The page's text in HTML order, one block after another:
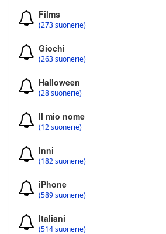
Films
(273 suonerie)
Giochi
(263 suonerie)
Halloween
(28 suonerie)
Il mio nome
(12 suonerie)
Inni
(182 suonerie)
iPhone
(589 suonerie)
Italiani
(514 suonerie)